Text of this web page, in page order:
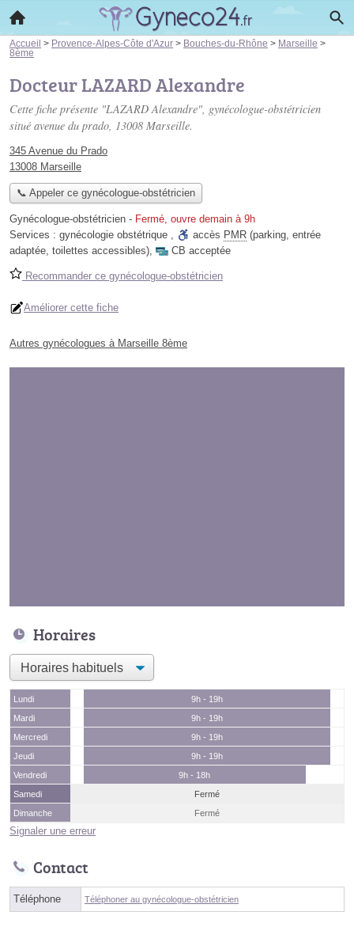
Accueil > Provence-Alpes-Côte d'Azur > Bouches-du-Rhône > Marseille >
8ème
Docteur LAZARD Alexandre
Cette fiche présente "LAZARD Alexandre", gynécologue-obstétricien
situé avenue du prado, 13008 Marseille.
345 Avenue du Prado
13008 Marseille
📞 Appeler ce gynécologue-obstétricien
Gynécologue-obstétricien - Fermé, ouvre demain à 9h
Services : gynécologie obstétrique , accès PMR (parking, entrée
adaptée, toilettes accessibles), CB acceptée
Recommander ce gynécologue-obstétricien
Améliorer cette fiche
Autres gynécologues à Marseille 8ème
Horaires
Lundi
9h - 19h
Mardi
9h - 19h
Mercredi
9h - 19h
Jeudi
9h - 19h
Vendredi
9h - 18h
Samedi
Fermé
Dimanche
Fermé
Signaler une erreur
Contact
Téléphone Téléphoner au gynécologue-obstétricien